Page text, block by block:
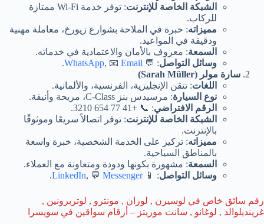
الشبكة الخاصة للإنترنت
: توفر خدمة Wi-Fi ممتازة
للركاب.
مميزاته: خبرة في الملاحة بشوارع زيورخ، معاملة مهنية
ودقيقة في المواعيد.
السمعة: معروف بالأمان والاعتمادية في خدماته.
وسائل التواصل: 💬
WhatsApp, 📧 Email
.
سارة مولر (Sarah Müller)
اللغات: تتقن الإنجليزية، الفرنسية، والألمانية.
نوع السيارة: مرسيدس بنز C-Class، مريحة وأنيقة.
الرقم الافتراضي: 📞 +41 77 654 3210.
الشبكة الخاصة للإنترنت: توفر اتصالاً سريعًا وموثوقًا
بالإنترنت.
مميزاته: تركيز على الخدمة الشخصية، خبرة واسعة
بالمناطق السياحية.
السمعة: مشهورة بكونها ودودة ومتعاونة مع العملاء.
وسائل التواصل: 📱
LinkedIn, 💬 Messenger
.
رقم سائق خاص في لوسيرن , لوزان , مونترو , لوتربرونين ,
غرينديلوالد , لوغانو , سانت موريتز – أرقام سواقين في سويسرا